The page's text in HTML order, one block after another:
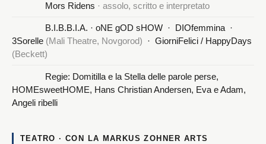
Mors Ridens · assolo, scritto e interpretato
B.I.B.B.I.A. · oNE gOD sHOW · DIOfemmina ·
3Sorelle (Mali Theatre, Novgorod) · GiorniFelici / HappyDays
(Beckett)
Regie: Domitilla e la Stella delle parole perse,
HOMEsweetHOME, Hans Christian Andersen, Eva e Adam,
Angeli ribelli
TEATRO · CON LA MARKUS ZOHNER ARTS